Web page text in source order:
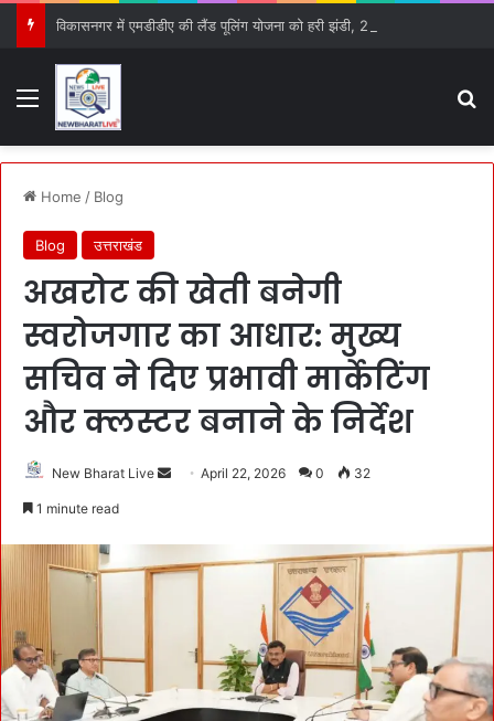
Menu
Home / Blog
Blog उत्तराखंड
अखरोट की खेती बनेगी
स्वरोजगार का आधार: मुख्य
सचिव ने दिए प्रभावी मार्केटिंग
और क्लस्टर बनाने के निर्देश
New Bharat Live
a
a
i
April 22, 2026 0 32
1 minute read